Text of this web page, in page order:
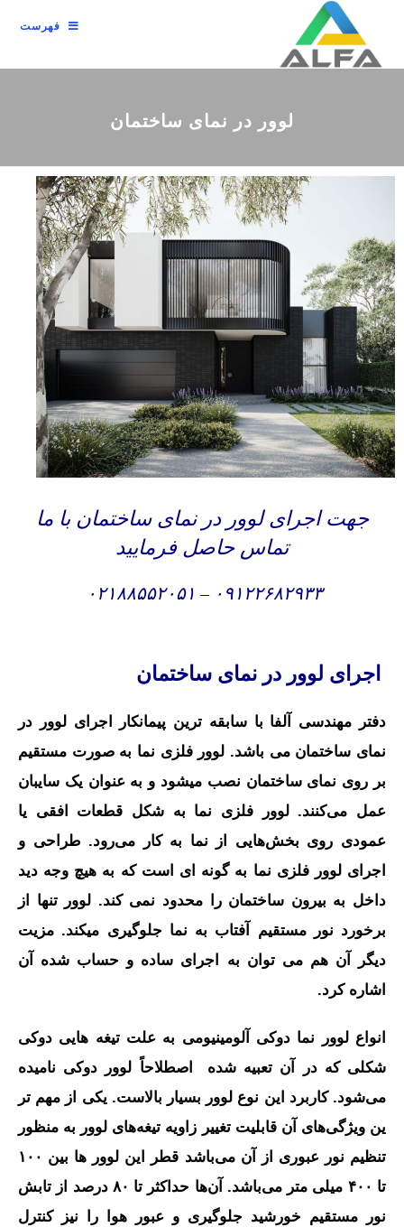
فهرست
لوور در نمای ساختمان
جهت اجرای لوور در نمای ساختمان با ما
تماس حاصل فرمایید
۰۹۱۲۲۶۸۲۹۳۳ – ۰۲۱۸۸۵۵۲۰۵۱
اجرای لوور در نمای ساختمان
دفتر مهندسی آلفا با سابقه ترین پیمانکار اجرای لوور در
نمای ساختمان می باشد. لوور فلزی نما به صورت مستقیم
بر روی نمای ساختمان نصب میشود و به‌ عنوان یک سایبان
عمل می‌کنند. لوور فلزی نما به شکل قطعات افقی یا
عمودی روی بخش‌هایی از نما به‌ کار می‌رود. طراحی و
اجرای لوور فلزی نما به گونه ای است که به هیچ وجه دید
داخل به بیرون ساختمان را محدود نمی کند. لوور تنها از
برخورد نور مستقیم آفتاب به نما جلوگیری میکند. مزیت
دیگر آن هم می توان به اجرای ساده و حساب شده آن
اشاره کرد.
انواع لوور نما دوکی آلومینیومی به علت تیغه‌ هایی دوکی
شکلی که در آن تعبیه شده اصطلاحاً لوور دوکی نامیده
می‌شود. کاربرد این نوع لوور بسیار بالاست. یکی از مهم‌ تر
ین ویژگی‌های آن قابلیت تغییر زاویه تیغه‌های لوور به منظور
تنظیم نور عبوری از آن می‌باشد قطر این لوور ها بین ۱۰۰
تا ۴۰۰ میلی متر می‌باشد. آن‌ها حداکثر تا ۸۰ درصد از تابش
نور مستقیم خورشید جلوگیری و عبور هوا را نیز کنترل